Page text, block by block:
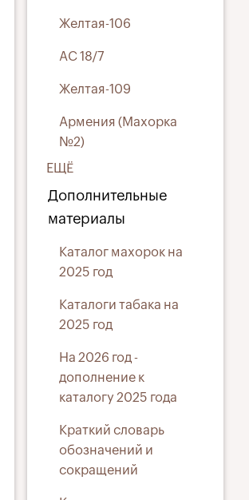
Желтая-106
АС 18/7
Желтая-109
Армения (Махорка
№2)
ЕЩЁ
Дополнительные
материалы
Каталог махорок на
2025 год
Каталоги табака на
2025 год
На 2026 год -
дополнение к
каталогу 2025 года
Краткий словарь
обозначений и
сокращений